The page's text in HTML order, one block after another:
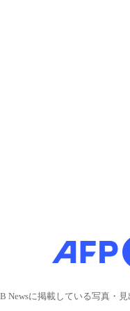
Newsに掲載している写真・